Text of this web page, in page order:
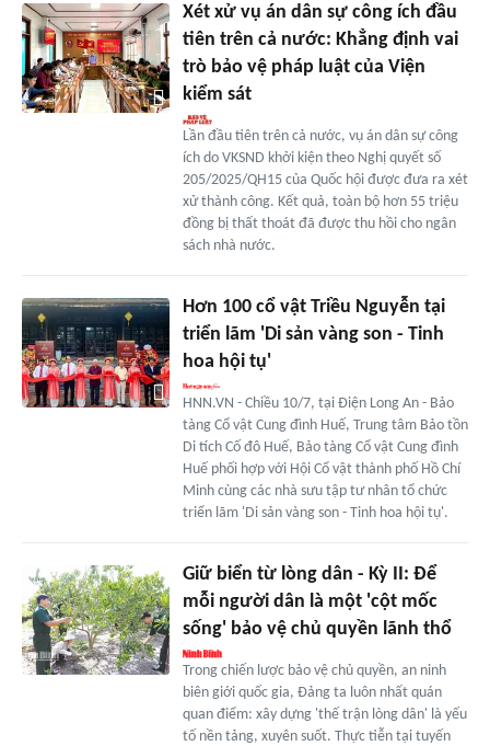
Xét xử vụ án dân sự công ích đầu
tiên trên cả nước: Khẳng định vai
trò bảo vệ pháp luật của Viện
kiểm sát
Lần đầu tiên trên cả nước, vụ án dân sự công
ích do VKSND khởi kiện theo Nghị quyết số
205/2025/QH15 của Quốc hội được đưa ra xét
xử thành công. Kết quả, toàn bộ hơn 55 triệu
đồng bị thất thoát đã được thu hồi cho ngân
sách nhà nước.
Hơn 100 cổ vật Triều Nguyễn tại
triển lãm 'Di sản vàng son - Tinh
hoa hội tụ'
HNN.VN - Chiều 10/7, tại Điện Long An - Bảo
tàng Cổ vật Cung đình Huế, Trung tâm Bảo tồn
Di tích Cố đô Huế, Bảo tàng Cổ vật Cung đình
Huế phối hợp với Hội Cổ vật thành phố Hồ Chí
Minh cùng các nhà sưu tập tư nhân tổ chức
triển lãm 'Di sản vàng son - Tinh hoa hội tụ'.
Giữ biển từ lòng dân - Kỳ II: Để
mỗi người dân là một 'cột mốc
sống' bảo vệ chủ quyền lãnh thổ
Trong chiến lược bảo vệ chủ quyền, an ninh
biên giới quốc gia, Đảng ta luôn nhất quán
quan điểm: xây dựng 'thế trận lòng dân' là yếu
tố nền tảng, xuyên suốt. Thực tiễn tại tuyến